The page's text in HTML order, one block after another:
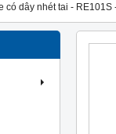
có dây nhét tai -